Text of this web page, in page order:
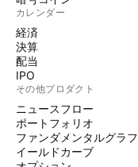
カレンダー
経済
決算
配当
IPO
その他プロダクト
ニュースフロー
ポートフォリオ
ファンダメンタルグラフ
イールドカーブ